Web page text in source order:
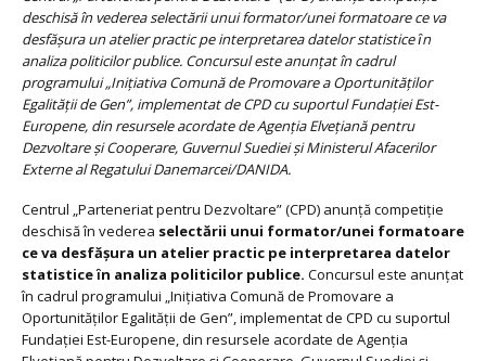
deschisă în vederea selectării unui formator/unei formatoare ce va
desfăşura un atelier practic pe interpretarea datelor statistice ȋn
analiza politicilor publice. Concursul este anunţat în cadrul
programului „Inițiativa Comună de Promovare a Oportunităților
Egalității de Gen”, implementat de CPD cu suportul Fundaţiei Est-
Europene, din resursele acordate de Agenţia Elveţiană pentru
Dezvoltare şi Cooperare, Guvernul Suediei şi Ministerul Afacerilor
Externe al Regatului Danemarcei/DANIDA.
Centrul „Parteneriat pentru Dezvoltare” (CPD) anunţă competiţie
deschisă în vederea selectării unui formator/unei formatoare
ce va desfăşura un atelier practic pe interpretarea datelor
statistice ȋn analiza politicilor publice. Concursul este anunţat
în cadrul programului „Inițiativa Comună de Promovare a
Oportunităților Egalității de Gen”, implementat de CPD cu suportul
Fundaţiei Est-Europene, din resursele acordate de Agenţia